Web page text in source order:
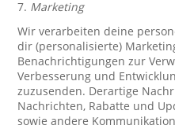
7. Marketing
Wir verarbeiten deine
dir (personalisierte)
Benachrichtigungen zur
Verbesserung und
zuzusenden. Derartige
Nachrichten, Rabatte und
sowie andere